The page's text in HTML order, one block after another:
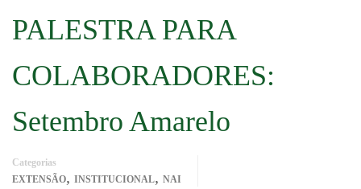
PALESTRA PARA
COLABORADORES:
Setembro Amarelo
Categorias
EXTENSÃO, INSTITUCIONAL, NAI